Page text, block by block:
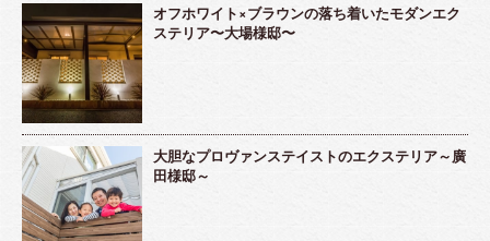
オフホワイト×ブラウンの落ち着いたモダンエク
ステリア〜大場様邸〜
大胆なプロヴァンステイストのエクステリア～廣
田様邸～